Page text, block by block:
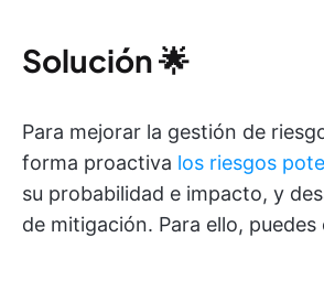
Solución🌟
Para mejorar la gestión de
forma proactiva los riesgos
su probabilidad e impacto, y
de mitigación. Para ello,